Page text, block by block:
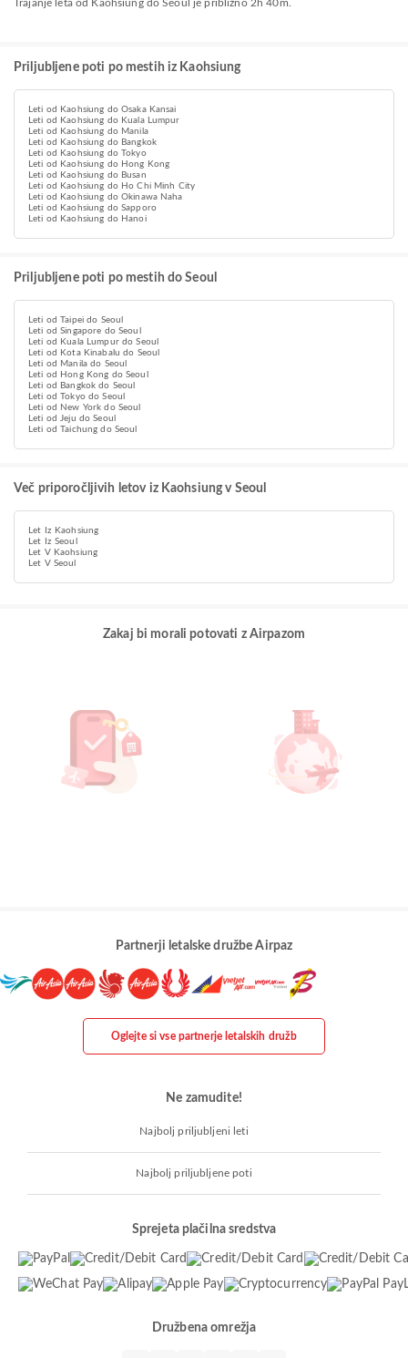
Trajanje leta od Kaohsiung do Seoul je približno 2h 40m.
Priljubljene poti po mestih iz Kaohsiung
Leti od Kaohsiung do Osaka Kansai
Leti od Kaohsiung do Kuala Lumpur
Leti od Kaohsiung do Manila
Leti od Kaohsiung do Bangkok
Leti od Kaohsiung do Tokyo
Leti od Kaohsiung do Hong Kong
Leti od Kaohsiung do Busan
Leti od Kaohsiung do Ho Chi Minh City
Leti od Kaohsiung do Okinawa Naha
Leti od Kaohsiung do Sapporo
Leti od Kaohsiung do Hanoi
Priljubljene poti po mestih do Seoul
Leti od Taipei do Seoul
Leti od Singapore do Seoul
Leti od Kuala Lumpur do Seoul
Leti od Kota Kinabalu do Seoul
Leti od Manila do Seoul
Leti od Hong Kong do Seoul
Leti od Bangkok do Seoul
Leti od Tokyo do Seoul
Leti od New York do Seoul
Leti od Jeju do Seoul
Leti od Taichung do Seoul
Več priporočljivih letov iz Kaohsiung v Seoul
Let Iz Kaohsiung
Let Iz Seoul
Let V Kaohsiung
Let V Seoul
Zakaj bi morali potovati z Airpazom
Partnerji letalske družbe Airpaz
Oglejte si vse partnerje letalskih družb
Ne zamudite!
Najbolj priljubljeni leti
Najbolj priljubljene poti
Sprejeta plačilna sredstva
Družbena omrežja